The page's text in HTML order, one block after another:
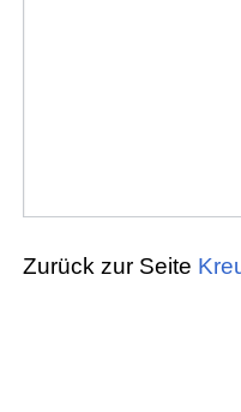
Zurück zur Seite